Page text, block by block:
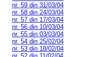
nr. 59 din 31/03/04
nr. 58 din 24/03/04
nr. 57 din 17/03/04
nr. 56 din 10/03/04
nr. 55 din 03/03/04
nr. 54 din 25/02/04
nr. 53 din 18/02/04